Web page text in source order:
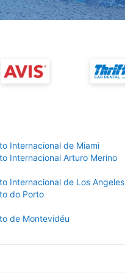
Internacional de Miami
Internacional Arturo Merino
Internacional de Los Angeles
do Porto
de Montevidéu